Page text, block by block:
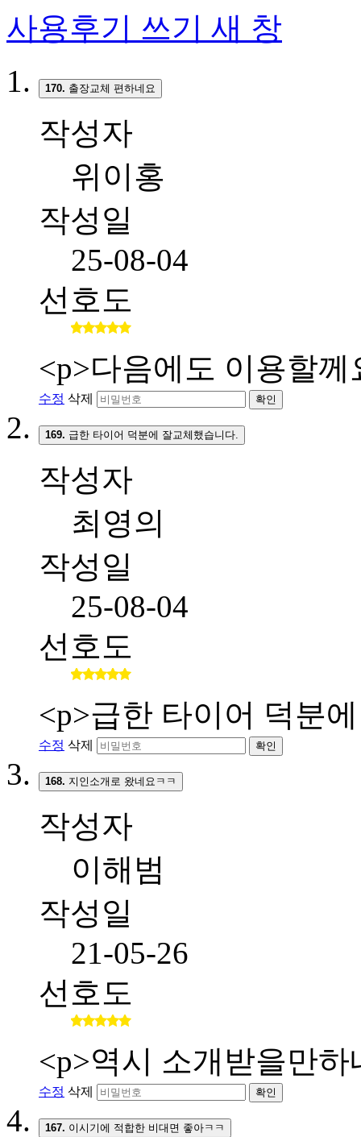
사용후기 쓰기 새 창
170. 출장교체 편하네요
작성자
위이홍
작성일
25-08-04
선호도
<p>다음에도 이용할께
수정 삭제 확인
169. 급한 타이어 덕분에 잘교체했습니다.
작성자
최영의
작성일
25-08-04
선호도
<p>급한 타이어 덕분
수정 삭제 확인
168. 지인소개로 왔네요ㅋㅋ
작성자
이해범
작성일
21-05-26
선호도
<p>역시 소개받을만하
수정 삭제 확인
167. 이시기에 적합한 비대면 좋아ㅋㅋ